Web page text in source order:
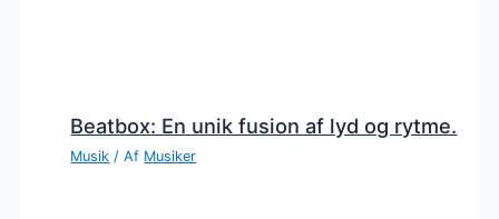
Beatbox: En unik fusion af lyd og rytme.
Musik / Af Musiker